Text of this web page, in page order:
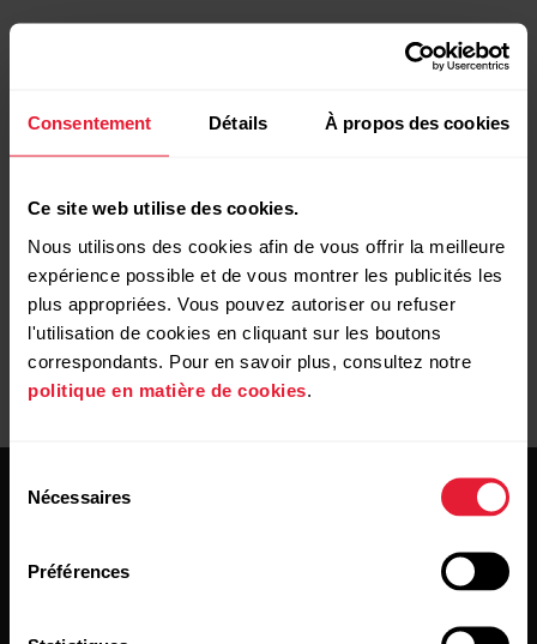
Consentement Détails À propos des cookies
Ce site web utilise des cookies.
Nous utilisons des cookies afin de vous offrir la meilleure
expérience possible et de vous montrer les publicités les
plus appropriées. Vous pouvez autoriser ou refuser
l'utilisation de cookies en cliquant sur les boutons
correspondants. Pour en savoir plus, consultez notre
politique en matière de cookies
Nécessaires
Préférences
Autre mesure
Polar Beat - Compatibilité et configuration requise
Restez au courant!